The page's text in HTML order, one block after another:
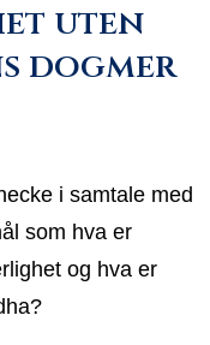
uten
dogmer
i samtale med
som hva er
og hva er